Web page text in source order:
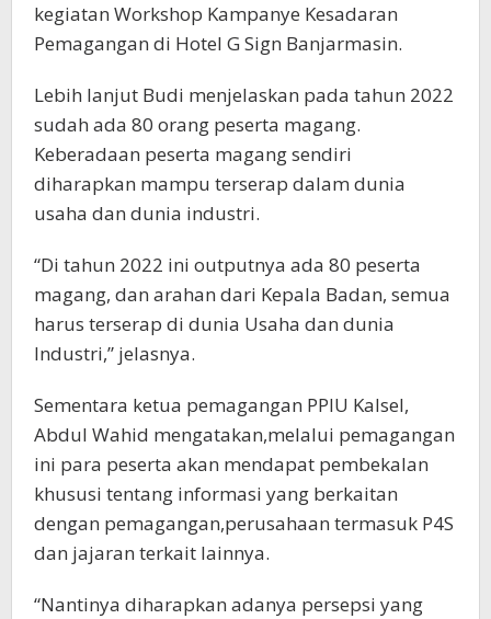
kegiatan Workshop Kampanye Kesadaran
Pemagangan di Hotel G Sign Banjarmasin.
Lebih lanjut Budi menjelaskan pada tahun 2022
sudah ada 80 orang peserta magang.
Keberadaan peserta magang sendiri
diharapkan mampu terserap dalam dunia
usaha dan dunia industri.
“Di tahun 2022 ini outputnya ada 80 peserta
magang, dan arahan dari Kepala Badan, semua
harus terserap di dunia Usaha dan dunia
Industri,” jelasnya.
Sementara ketua pemagangan PPIU Kalsel,
Abdul Wahid mengatakan,melalui pemagangan
ini para peserta akan mendapat pembekalan
khususi tentang informasi yang berkaitan
dengan pemagangan,perusahaan termasuk P4S
dan jajaran terkait lainnya.
“Nantinya diharapkan adanya persepsi yang